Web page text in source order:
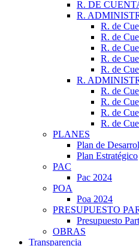
R. DE
R.
R. de
R. de
R. de
R. de
R. de
R.
R. de
R. de
R. de
R. de
PLANES
Plan de
Plan Estratégico
PAC
Pac 2024
POA
Poa 2024
PRESUPUESTO
Presupuesto
OBRAS
Transparencia